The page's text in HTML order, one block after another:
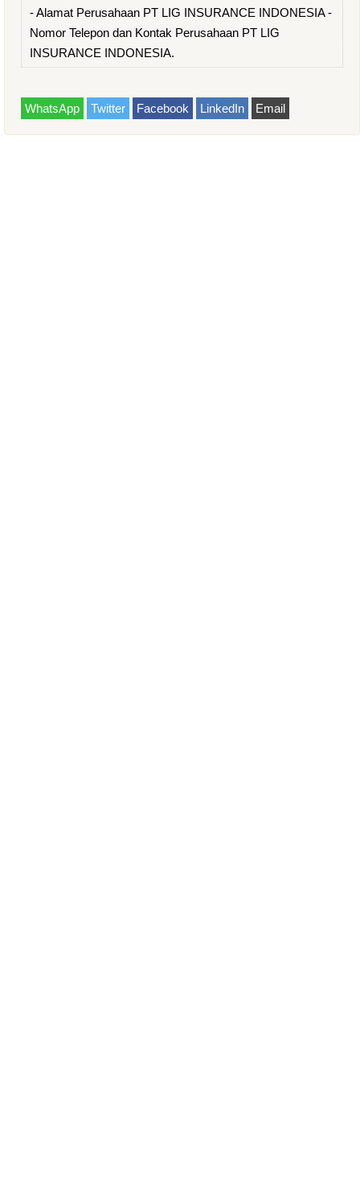
- Alamat Perusahaan PT LIG INSURANCE INDONESIA -
Nomor Telepon dan Kontak Perusahaan PT LIG
INSURANCE INDONESIA.
WhatsApp Twitter Facebook LinkedIn Email